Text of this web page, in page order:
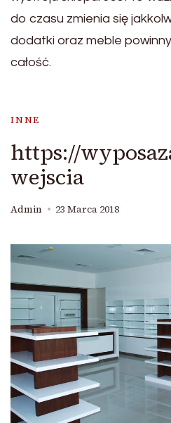
do czasu zmienia się
dodatki oraz meble
całość.
INNE
https://
wejscia
Admin 23 Marca 2018